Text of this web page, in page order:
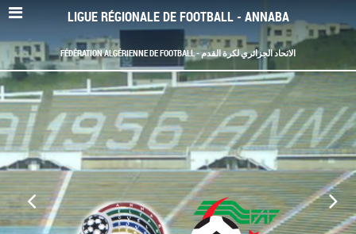
LIGUE RÉGIONALE DE FOOTBALL - ANNABA
FÉDÉRATION ALGÉRIENNE DE FOOTBALL - الاتحاد الجزائري لكرة القدم